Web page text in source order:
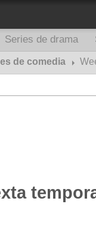
Series de drama
de comedia